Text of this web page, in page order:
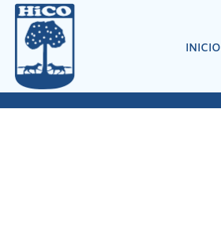
INICIO